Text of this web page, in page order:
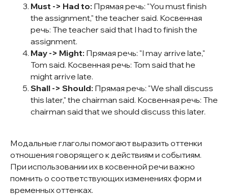
Must -> Had to: Прямая речь: "You must finish
the assignment," the teacher said. Косвенная
речь: The teacher said that I had to finish the
assignment.
May -> Might: Прямая речь: "I may arrive late,"
Tom said. Косвенная речь: Tom said that he
might arrive late.
Shall -> Should: Прямая речь: "We shall discuss
this later," the chairman said. Косвенная речь: The
chairman said that we should discuss this later.
Модальные глаголы помогают выразить оттенки
отношения говорящего к действиям и событиям.
При использовании их в косвенной речи важно
помнить о соответствующих изменениях форм и
временных оттенках.
+7 (901) 731-22-55
г. Москва, ул. Чаянова 12
Заказать звонок